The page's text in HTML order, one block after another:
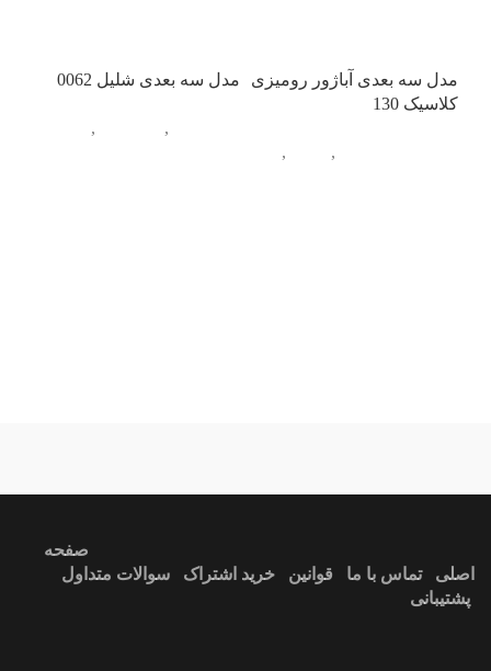
مدل سه بعدی آباژور رومیزی
کلاسیک 130
,
,
مدل سه بعدی شلیل 0062
,
,
صفحه
اصلی
تماس با ما قوانین خرید اشتراک
سوالات متداول
پشتیبانی